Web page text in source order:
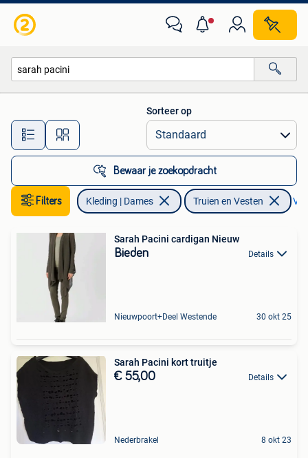
Alle afstanden…
Sorteer op
Bewaar je zoekopdracht
Filters Kleding | Dames Truien en Vesten
Sarah Pacini cardigan Nieuw
Bieden Details
Nieuwpoort+Deel Westende 30 okt 25
Sarah Pacini kort truitje
€ 55,00 Details
Nederbrakel 8 okt 23